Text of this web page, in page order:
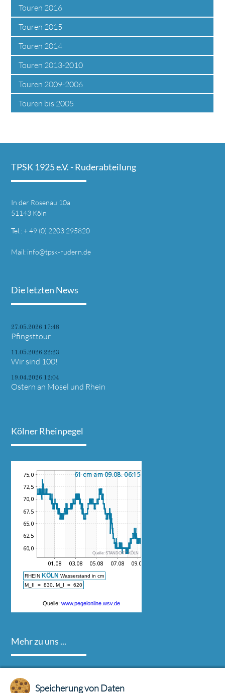
Touren 2016
Touren 2015
Touren 2014
Touren 2013-2010
Touren 2009-2006
Touren bis 2005
TPSK 1925 e.V. - Ruder­abteilung
In der Rosenau 10a
51143 Köln
Tel.: + 49 (0) 2203 295820
Mail: info@tpsk-rudern.de
Die letzten News
27.05.2026 17:48
Pfingsttour
11.05.2026 22:23
Wir sind 100!
19.04.2026 12:04
Ostern an Mosel und Rhein
Kölner Rheinpegel
Mehr zu uns ...
Die Ruderinnen und Ruderer des TPSK sind ganzjährig auf dem
Rhein in Köln-Porz an der Zündorfer Groov unterwegs.
Speicherung von Daten